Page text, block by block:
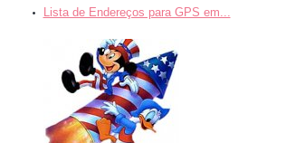
Lista de Endereços para GPS em...